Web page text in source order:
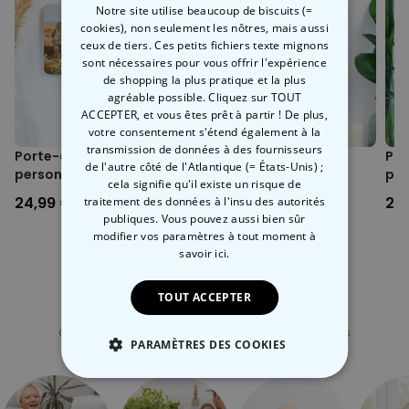
avec une
impression de haute qualitéeten forme de demi-
cerclequi le rend, encore plusunique et décoratif. Idéalement,
avec une photo tout aussi belle. Mais vous avez sans doute déjà
une idée de la photo que vous souhaitez mettre.
Porte-clés mural
personnalisé avec photo
et texte
24,99 €
Porte-clés mural
personnalisé avec
monogramme
24,99 €
Catégorie concernée
Consultez nos autres catégories de cadeux insolites
Notre site utilise beaucoup de biscuits (=
cookies), non seulement les nôtres, mais aussi
ceux de tiers. Ces petits fichiers texte mignons
sont nécessaires pour vous offrir l'expérience
de shopping la plus pratique et la plus
agréable possible. Cliquez sur TOUT
ACCEPTER, et vous êtes prêt à partir ! De plus,
votre consentement s'étend également à la
transmission de données à des fournisseurs
de l'autre côté de l'Atlantique (= États-Unis) ;
cela signifie qu'il existe un risque de
traitement des données à l'insu des autorités
publiques. Vous pouvez aussi bien sûr
modifier vos paramètres à tout moment à
savoir ici.
TOUT ACCEPTER
PARAMÈTRES DES COOKIES
STRICTEMENT NÉCESSAIRE